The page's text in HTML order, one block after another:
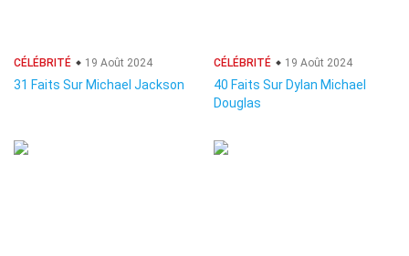
CÉLÉBRITÉ 19 Août 2024
31 Faits Sur Michael Jackson
CÉLÉBRITÉ 19 Août 2024
40 Faits Sur Dylan Michael
Douglas